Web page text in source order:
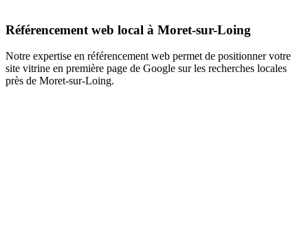
Référencement web local à Moret-sur-Loing
Notre expertise en référencement web permet de positionner votre
site vitrine en première page de Google sur les recherches locales
près de Moret-sur-Loing.